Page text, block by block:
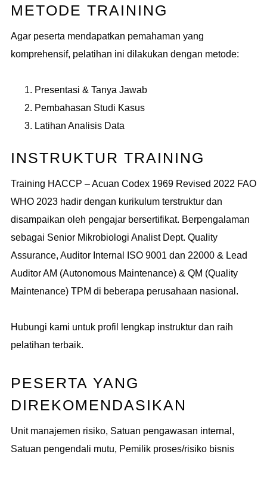
METODE TRAINING
Agar peserta mendapatkan pemahaman yang
komprehensif, pelatihan ini dilakukan dengan metode:
Presentasi & Tanya Jawab
Pembahasan Studi Kasus
Latihan Analisis Data
INSTRUKTUR TRAINING
Training HACCP – Acuan Codex 1969 Revised 2022 FAO
WHO 2023 hadir dengan kurikulum terstruktur dan
disampaikan oleh pengajar bersertifikat. Berpengalaman
sebagai Senior Mikrobiologi Analist Dept. Quality
Assurance, Auditor Internal ISO 9001 dan 22000 & Lead
Auditor AM (Autonomous Maintenance) & QM (Quality
Maintenance) TPM di beberapa perusahaan nasional.
Hubungi kami untuk profil lengkap instruktur dan raih
pelatihan terbaik.
PESERTA YANG
DIREKOMENDASIKAN
Unit manajemen risiko, Satuan pengawasan internal,
Satuan pengendali mutu, Pemilik proses/risiko bisnis